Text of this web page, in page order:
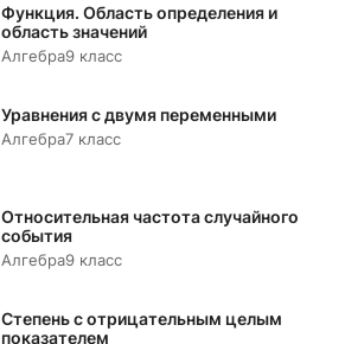
Функция. Область определения и
область значений
Алгебра9 класс
Уравнения с двумя переменными
Алгебра7 класс
Относительная частота случайного
события
Алгебра9 класс
Степень с отрицательным целым
показателем